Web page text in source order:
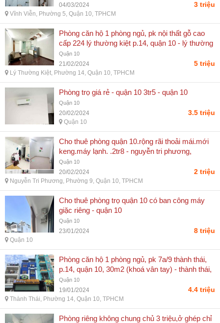
04/03/2024 3 triệu
Vĩnh Viễn, Phường 5, Quận 10, TPHCM
Phòng căn hộ 1 phòng ngủ, pk nội thất gỗ cao
cấp 224 lý thường kiệt p.14, quận 10 - lý thường
kiệt, phường 14, quận 10, tphcm
Quận 10
21/02/2024 5 triệu
Lý Thường Kiệt, Phường 14, Quận 10, TPHCM
Phòng trọ giá rẻ - quận 10 3tr5 - quận 10
Quận 10
20/02/2024 3.5 triệu
Quận 10
Cho thuê phòng quận 10.rộng rãi thoải mái.mới
keng.máy lạnh. .2tr8 - nguyễn tri phương,
phường 9, quận 10, tphcm
Quận 10
20/02/2024 2 triệu
Nguyễn Tri Phương, Phường 9, Quận 10, TPHCM
Cho thuê phòng trọ quận 10 có ban công máy
giặc riêng - quận 10
Quận 10
23/01/2024 8 triệu
Quận 10
Phòng căn hộ 1 phòng ngủ, pk 7a/9 thành thái,
p.14, quận 10, 30m2 (khoá vân tay) - thành thái,
phường 14, quận 10, tphcm
Quận 10
19/01/2024 4.4 triệu
Thành Thái, Phường 14, Quận 10, TPHCM
Phòng riêng không chung chủ 3 triệu,ở ghép chỉ